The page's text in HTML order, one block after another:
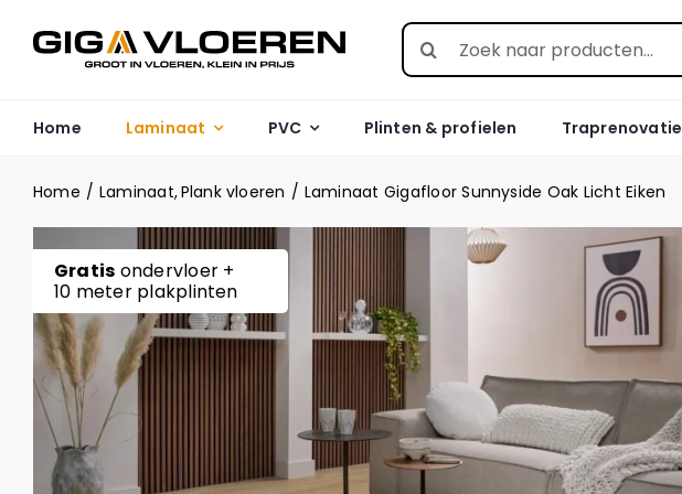
Search
for:
Home Laminaat PVC Plinten & profielen Traprenovatie
Home Laminaat Plank vloeren Laminaat Gigafloor Sunnyside Oak Licht Eiken
Gratis ondervloer +
10 meter plakplinten